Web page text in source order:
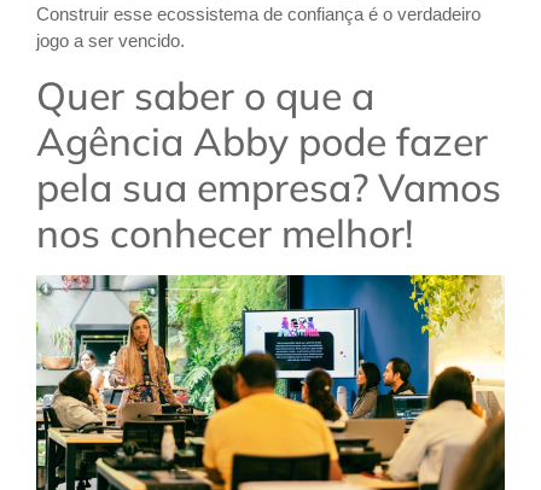
Construir esse ecossistema de confiança é o verdadeiro
jogo a ser vencido.
Quer saber o que a
Agência Abby pode fazer
pela sua empresa? Vamos
nos conhecer melhor!